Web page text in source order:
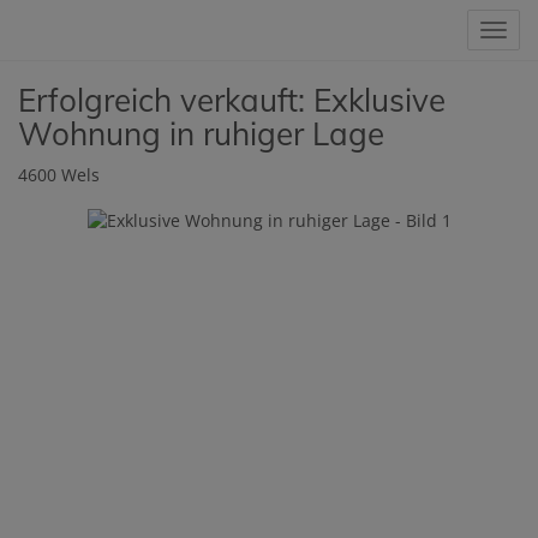
Erfolgreich verkauft: Exklusive
Wohnung in ruhiger Lage
4600 Wels